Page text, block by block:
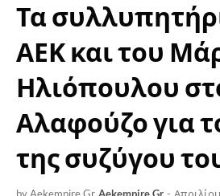
Τα
ΑΕΚ και του
Ηλιόπουλου
Αλαφούζο για
της συζύγου